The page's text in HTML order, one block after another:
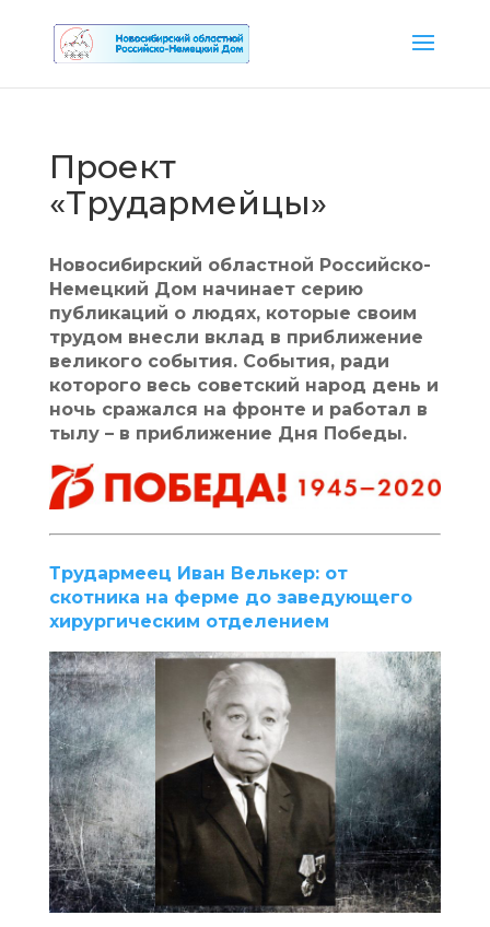
Проект
«Трудармейцы»
Новосибирский областной Российско-
Немецкий Дом начинает серию
публикаций о людях, которые своим
трудом внесли вклад в приближение
великого события. События, ради
которого весь советский народ день и
ночь сражался на фронте и работал в
тылу – в приближение Дня Победы.
Трудармеец Иван Велькер: от
скотника на ферме до заведующего
хирургическим отделением